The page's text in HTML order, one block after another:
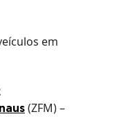
em
(ZFM) –